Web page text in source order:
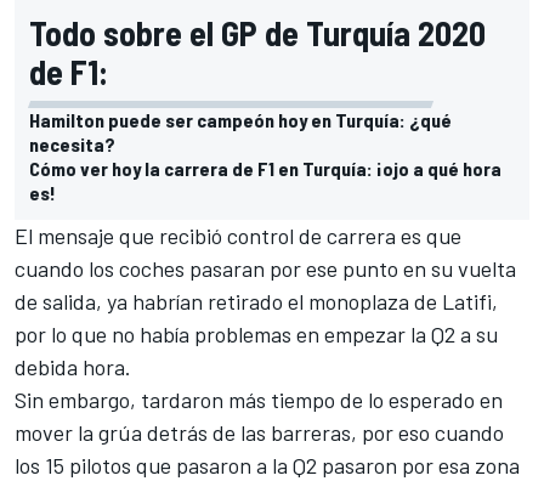
Todo sobre el GP de Turquía 2020
de F1:
Hamilton puede ser campeón hoy en Turquía: ¿qué
necesita?
Cómo ver hoy la carrera de F1 en Turquía: ¡ojo a qué hora
es!
El mensaje que recibió control de carrera es que
cuando los coches pasaran por ese punto en su vuelta
de salida, ya habrían retirado el monoplaza de Latifi,
por lo que no había problemas en empezar la Q2 a su
debida hora.
Sin embargo, tardaron más tiempo de lo esperado en
mover la grúa detrás de las barreras, por eso cuando
los 15 pilotos que pasaron a la Q2 pasaron por esa zona